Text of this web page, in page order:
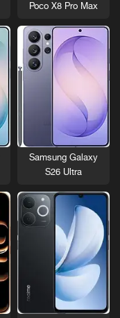
Poco X8 Pro Max
Samsung Galaxy
S26 Ultra